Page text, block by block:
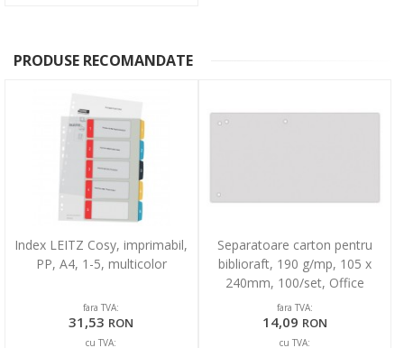
PRODUSE RECOMANDATE
Index LEITZ Cosy, imprimabil,
PP, A4, 1-5, multicolor
fara TVA:
31,53 RON
cu TVA:
Separatoare carton pentru
biblioraft, 190 g/mp, 105 x
240mm, 100/set, Office
Products Duo - gri
fara TVA:
14,09 RON
cu TVA: